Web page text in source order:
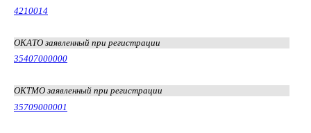
4210014
ОКАТО заявленный при регистрации
35407000000
ОКТМО заявленный при регистрации
35709000001